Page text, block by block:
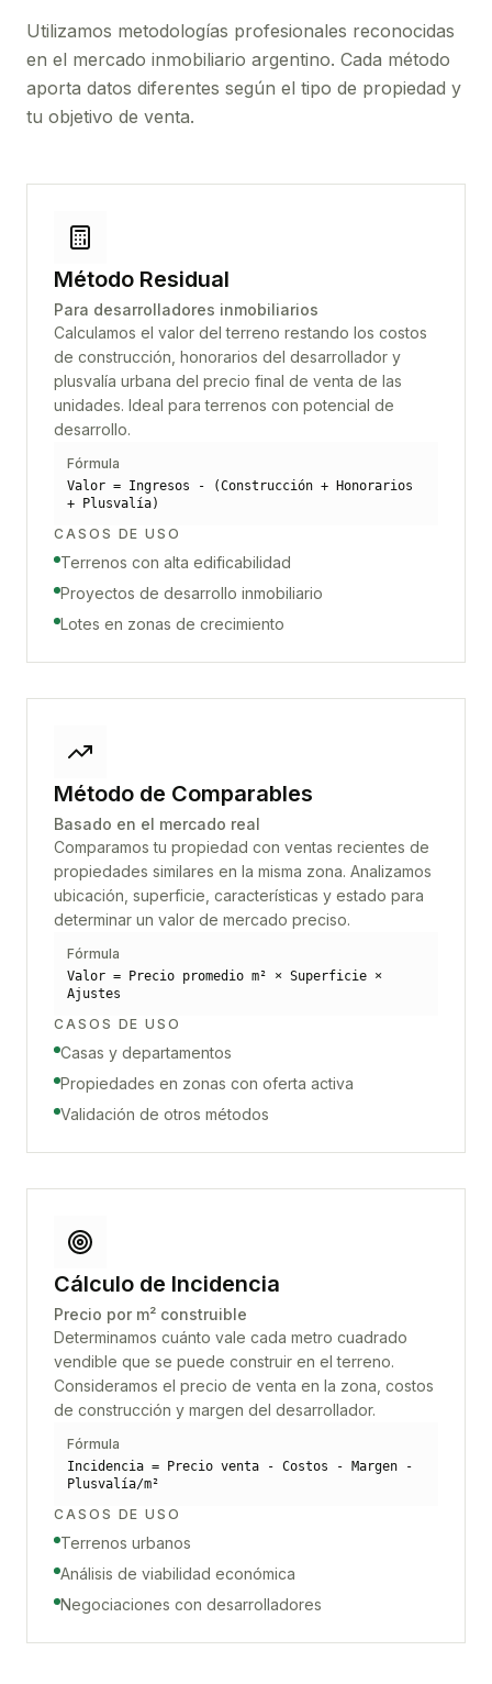
Utilizamos metodologías profesionales reconocidas
en el mercado inmobiliario argentino. Cada método
aporta datos diferentes según el tipo de propiedad y
tu objetivo de venta.
Método Residual
Para desarrolladores inmobiliarios
Calculamos el valor del terreno restando los costos
de construcción, honorarios del desarrollador y
plusvalía urbana del precio final de venta de las
unidades. Ideal para terrenos con potencial de
desarrollo.
Fórmula
Valor = Ingresos - (Construcción + Honorarios
+ Plusvalía)
CASOS DE USO
Terrenos con alta edificabilidad
Proyectos de desarrollo inmobiliario
Lotes en zonas de crecimiento
Método de Comparables
Basado en el mercado real
Comparamos tu propiedad con ventas recientes de
propiedades similares en la misma zona. Analizamos
ubicación, superficie, características y estado para
determinar un valor de mercado preciso.
Fórmula
Valor = Precio promedio m² × Superficie ×
Ajustes
CASOS DE USO
Casas y departamentos
Propiedades en zonas con oferta activa
Validación de otros métodos
Cálculo de Incidencia
Precio por m² construible
Determinamos cuánto vale cada metro cuadrado
vendible que se puede construir en el terreno.
Consideramos el precio de venta en la zona, costos
de construcción y margen del desarrollador.
Fórmula
Incidencia = Precio venta - Costos - Margen -
Plusvalía/m²
CASOS DE USO
Terrenos urbanos
Análisis de viabilidad económica
Negociaciones con desarrolladores